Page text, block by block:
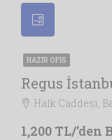
HAZIR OFIS
Regus
Halk Caddesi, Batı Ataşehir,
1,200 TL/